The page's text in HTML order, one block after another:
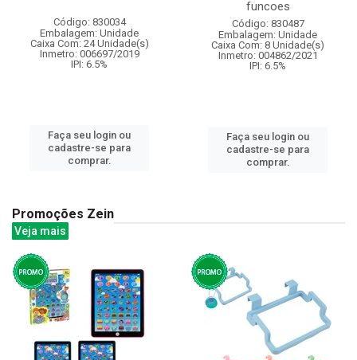
Código: 830034
Embalagem: Unidade
Caixa Com: 24 Unidade(s)
Inmetro: 006697/2019
IPI: 6.5%
Faça seu login ou
cadastre-se para
comprar.
funcoes
Código: 830487
Embalagem: Unidade
Caixa Com: 8 Unidade(s)
Inmetro: 004862/2021
IPI: 6.5%
Faça seu login ou
cadastre-se para
comprar.
Promoções Zein
Veja mais